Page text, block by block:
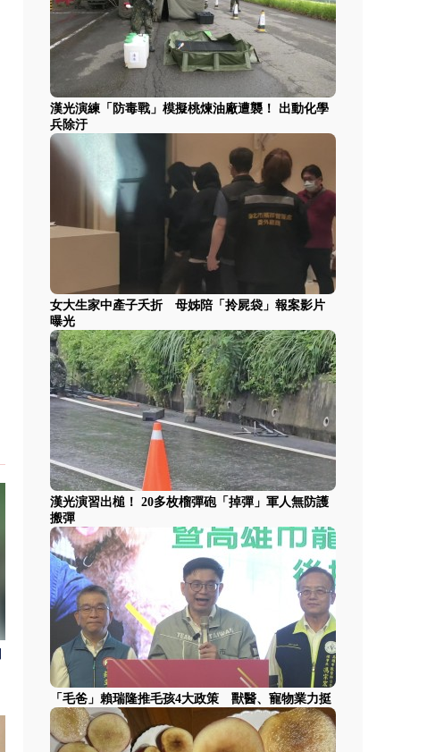
漢光演練「防毒戰」模擬桃煉油廠遭襲！ 出動化學
兵除汙
女大生家中產子夭折 母姊陪「拎屍袋」報案影片
曝光
漢光演習出槌！ 20多枚榴彈砲「掉彈」軍人無防護
搬彈
「毛爸」賴瑞隆推毛孩4大政策 獸醫、寵物業力挺